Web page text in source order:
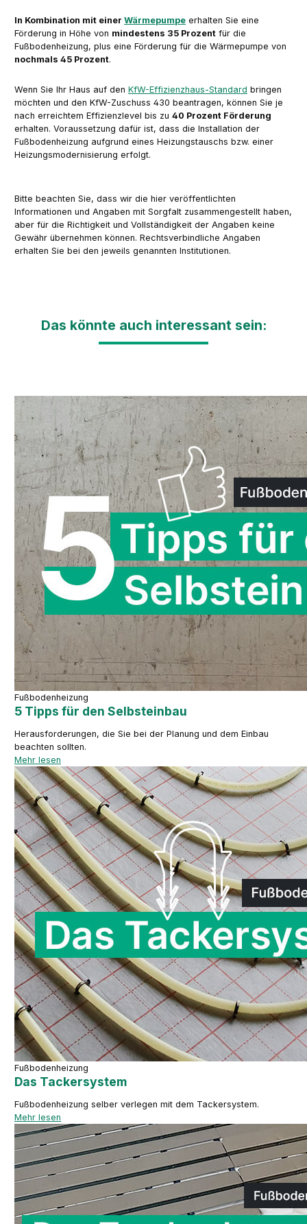
In Kombination mit einer Wärmepumpe erhalten Sie eine
Förderung in Höhe von mindestens 35 Prozent für die
Fußbodenheizung, plus eine Förderung für die Wärmepumpe von
nochmals 45 Prozent.
Wenn Sie Ihr Haus auf den KfW-Effizienzhaus-Standard bringen
möchten und den KfW-Zuschuss 430 beantragen, können Sie je
nach erreichtem Effizienzlevel bis zu 40 Prozent Förderung
erhalten. Voraussetzung dafür ist, dass die Installation der
Fußbodenheizung aufgrund eines Heizungstauschs bzw. einer
Heizungsmodernisierung erfolgt.
Bitte beachten Sie, dass wir die hier veröffentlichten
Informationen und Angaben mit Sorgfalt zusammengestellt haben,
aber für die Richtigkeit und Vollständigkeit der Angaben keine
Gewähr übernehmen können. Rechtsverbindliche Angaben
erhalten Sie bei den jeweils genannten Institutionen.
Das könnte auch interessant sein:
Fußbodenheizung
5 Tipps für den Selbsteinbau
Herausforderungen, die Sie bei der Planung und dem Einbau
beachten sollten.
Mehr lesen
Fußbodenheizung
Das Tackersystem
Fußbodenheizung selber verlegen mit dem Tackersystem.
Mehr lesen